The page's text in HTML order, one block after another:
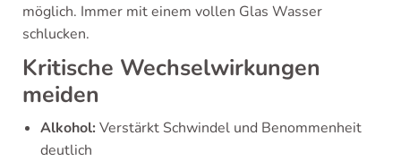
möglich. Immer mit einem vollen Glas Wasser
schlucken.
Kritische Wechselwirkungen
meiden
Alkohol: Verstärkt Schwindel und Benommenheit
deutlich